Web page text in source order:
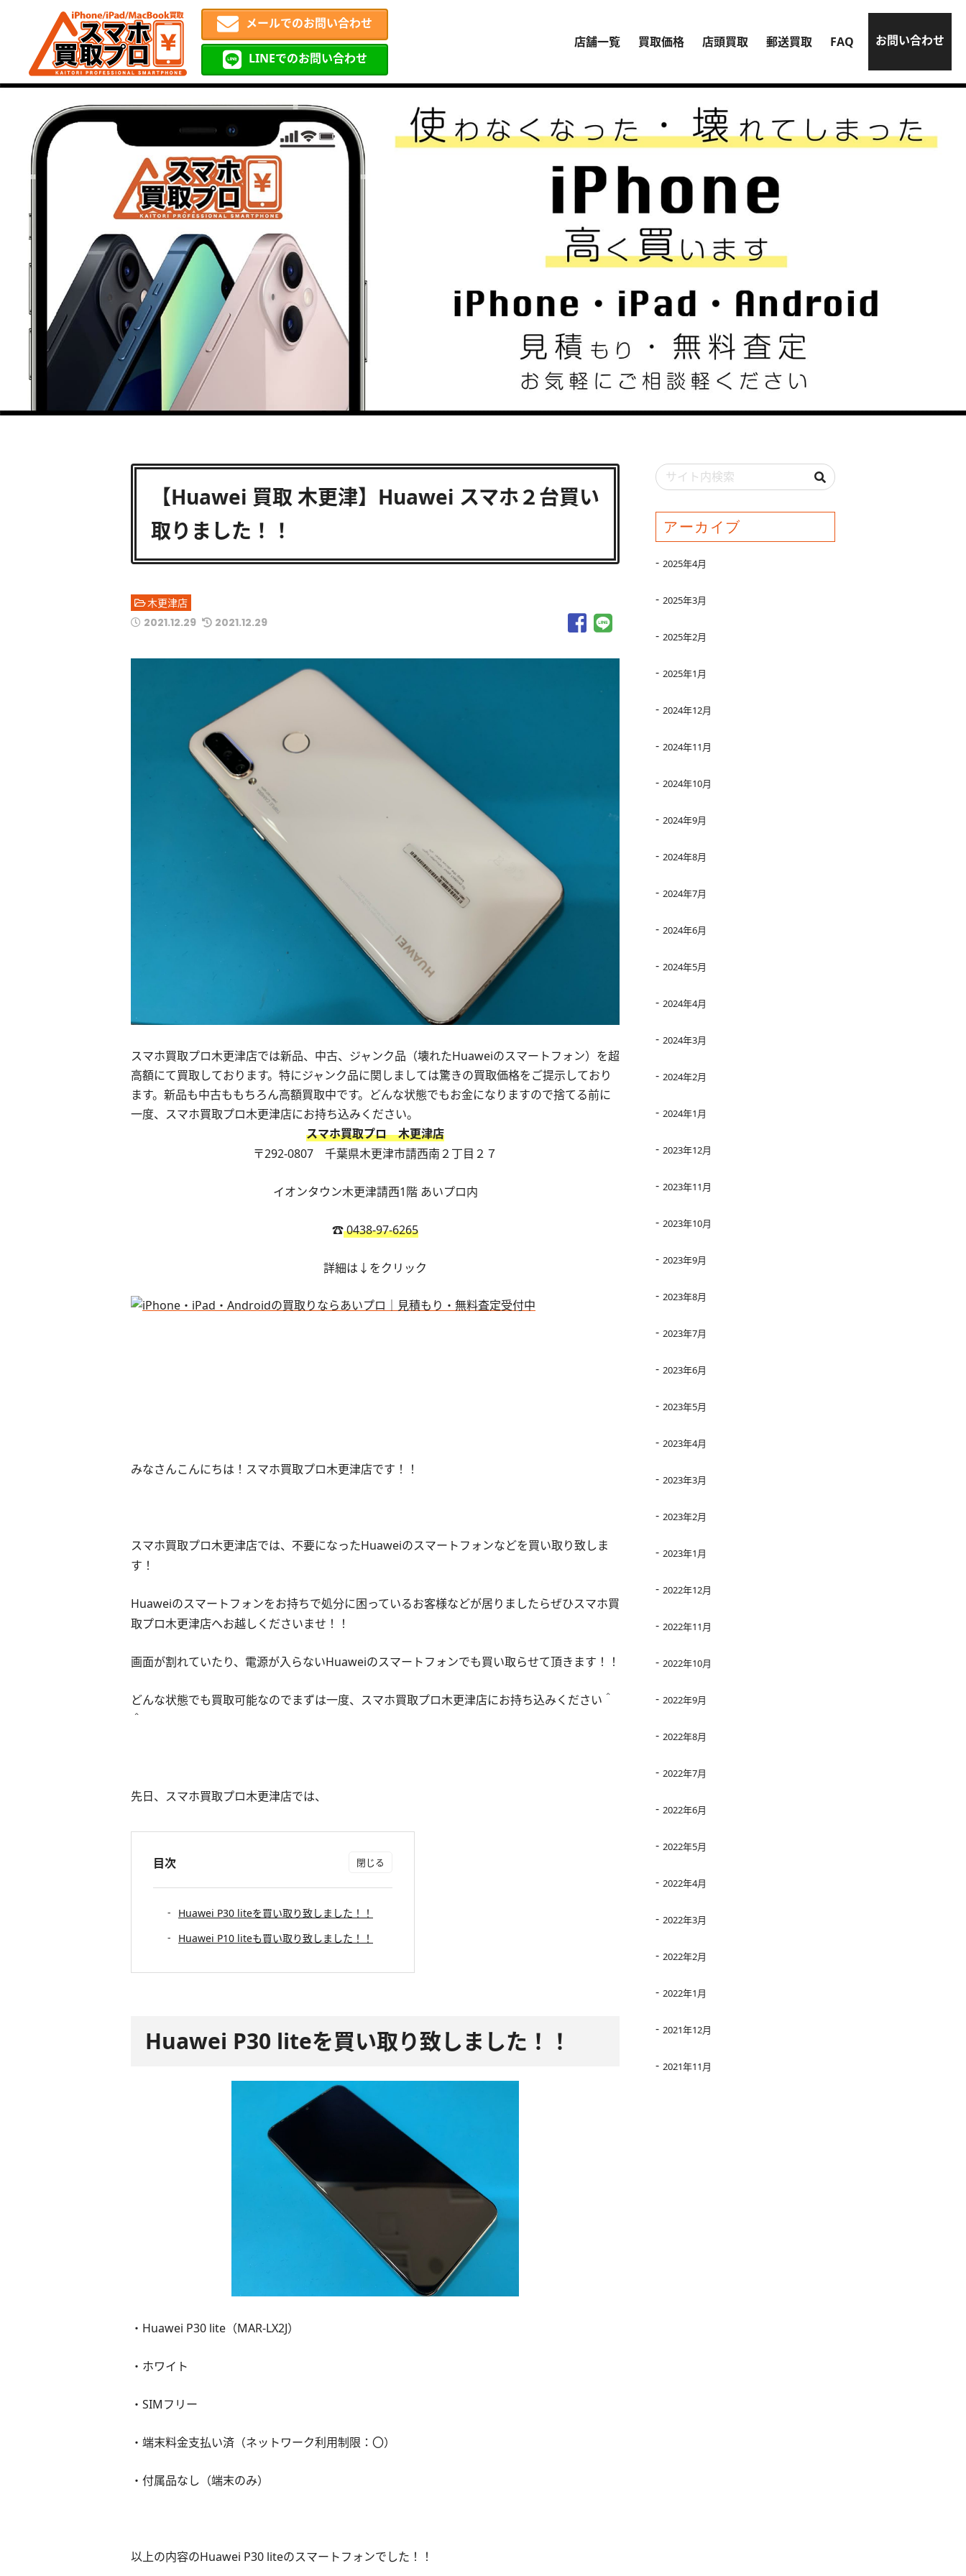
メールでのお問い合わせ
LINEでのお問い合わせ
店舗一覧 買取価格 店頭買取 郵送買取 FAQ お問い合わせ
【Huawei 買取 木更津】Huawei スマホ２台買い
取りました！！
木更津店
2021.12.29 2021.12.29
スマホ買取プロ木更津店では新品、中古、ジャンク品（壊れたHuaweiのスマートフォン）を超
高額にて買取しております。特にジャンク品に関しましては驚きの買取価格をご提示しており
ます。新品も中古ももちろん高額買取中です。どんな状態でもお金になりますので捨てる前に
一度、スマホ買取プロ木更津店にお持ち込みください。
スマホ買取プロ 木更津店
〒292-0807 千葉県木更津市請西南２丁目２７
イオンタウン木更津請西1階 あいプロ内
☎︎0438-97-6265
詳細は↓をクリック
みなさんこんにちは！スマホ買取プロ木更津店です！！
スマホ買取プロ木更津店では、不要になったHuaweiのスマートフォンなどを買い取り致しま
す！
Huaweiのスマートフォンをお持ちで処分に困っているお客様などが居りましたらぜひスマホ買
取プロ木更津店へお越しくださいませ！！
画面が割れていたり、電源が入らないHuaweiのスマートフォンでも買い取らせて頂きます！！
どんな状態でも買取可能なのでまずは一度、スマホ買取プロ木更津店にお持ち込みください＾
＾
先日、スマホ買取プロ木更津店では、
目次
Huawei P30 liteを買い取り致しました！！
Huawei P10 liteも買い取り致しました！！
Huawei P30 liteを買い取り致しました！！
・Huawei P30 lite（MAR-LX2J）
・ホワイト
・SIMフリー
・端末料金支払い済（ネットワーク利用制限：〇）
・付属品なし（端末のみ）
以上の内容のHuawei P30 liteのスマートフォンでした！！
アーカイブ
2025年4月
2025年3月
2025年2月
2025年1月
2024年12月
2024年11月
2024年10月
2024年9月
2024年8月
2024年7月
2024年6月
2024年5月
2024年4月
2024年3月
2024年2月
2024年1月
2023年12月
2023年11月
2023年10月
2023年9月
2023年8月
2023年7月
2023年6月
2023年5月
2023年4月
2023年3月
2023年2月
2023年1月
2022年12月
2022年11月
2022年10月
2022年9月
2022年8月
2022年7月
2022年6月
2022年5月
2022年4月
2022年3月
2022年2月
2022年1月
2021年12月
2021年11月